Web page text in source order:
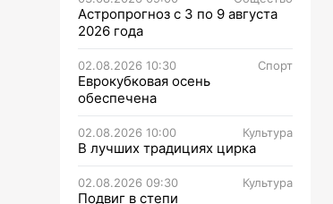
Астропрогноз с 3 по 9 августа
2026 года
02.08.2026 10:30 Спорт
Еврокубковая осень
обеспечена
02.08.2026 10:00 Культура
В лучших традициях цирка
02.08.2026 09:30 Культура
Подвиг в степи